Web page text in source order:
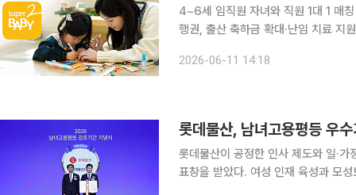
4~6세 임직원 자녀와 직원 1대 1 매
행권, 출산 축하금 확대·난임 치료 지원 등 강화 신한은행이 사내 연애 프로그
지 제공을 넘어 결혼과 출산, 육아를
2026-06-11 14:18
롯데물산, 남녀고용평등 우
롯데물산이 공정한 인사 제도와 일·
표창을 받았다. 여성 인재 육성과 모